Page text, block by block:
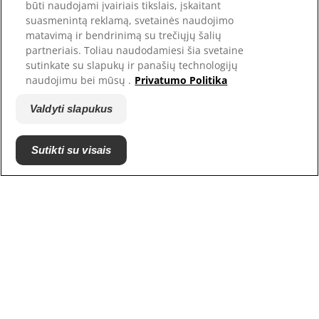
Jeigu konkrečiai nenurodyta kitaip, šioje svetainėje
naudojamas prekės ženklo simbolis ™ reiškia Hill's
Pet Nutrition, Inc. priklausančius prekės ženklus.
Jūsų naudojimuisi šios svetainės turiniu taikomos
būti naudojami įvairiais tikslais, įskaitant
suasmenintą reklamą, svetainės naudojimo
matavimą ir bendrinimą su trečiųjų šalių
partneriais. Toliau naudodamiesi šia svetaine
sutinkate su slapukų ir panašių technologijų
naudojimu bei mūsų . Privatumo Politika
Valdyti slapukus
Sutikti su visais